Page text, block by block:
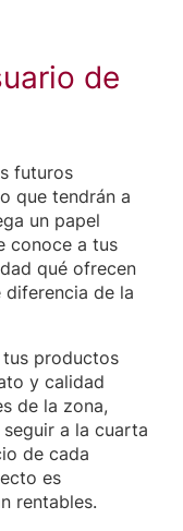
de
futuros
que tendrán a
un papel
conoce a tus
qué ofrecen
diferencia de la
productos
y calidad
de la zona,
a la cuarta
de cada
es
rentables.